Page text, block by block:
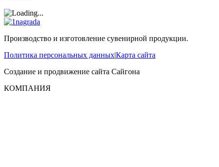
Производство и изготовление сувенирной продукции.
Политика персональных данных|Карта сайта
Создание и продвижение сайта Сайгона
КОМПАНИЯ